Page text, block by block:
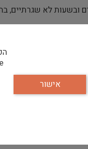
ובשעות לא שגרתיים,
אירועים ותצוגות
הקדם הפקה, הפקה
מפיקים, ספקים,
במוזיאון.
ביצוע הזמנות
אישור